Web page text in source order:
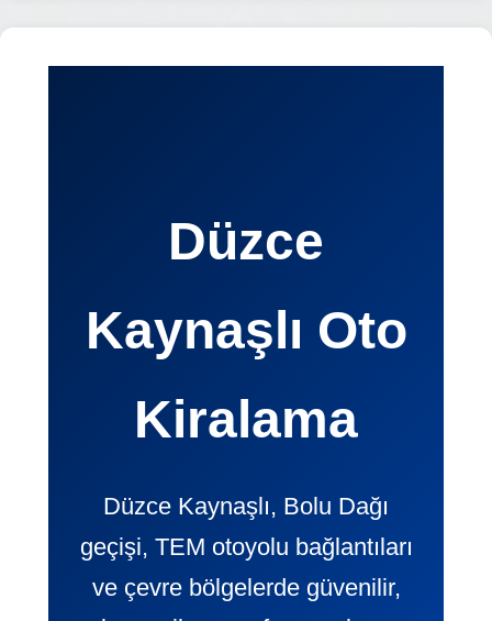
Düzce
Kaynaşlı Oto
Kiralama
Düzce Kaynaşlı, Bolu Dağı
geçişi, TEM otoyolu bağlantıları
ve çevre bölgelerde güvenilir,